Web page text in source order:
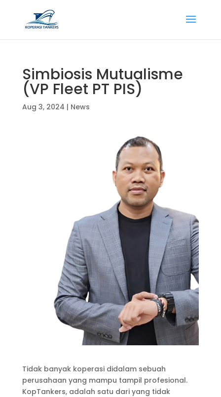
Simbiosis Mutualisme
(VP Fleet PT PIS)
Aug 3, 2024 | News
Tidak banyak koperasi didalam sebuah
perusahaan yang mampu tampil profesional.
KopTankers, adalah satu dari yang tidak